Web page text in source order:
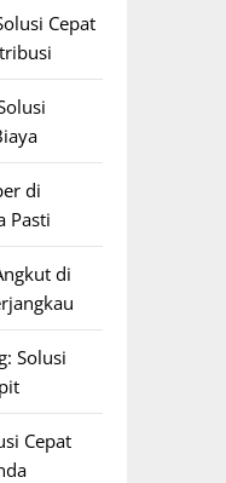
Cepat
di
Pasti
di
Solusi
Cepat